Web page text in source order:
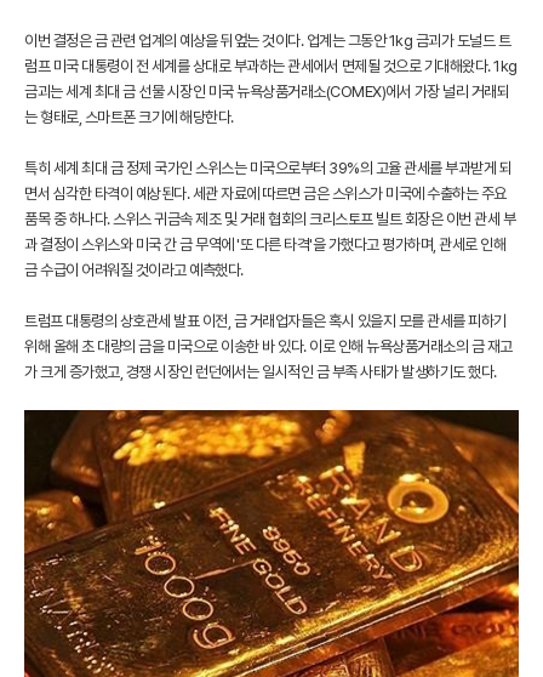
이번 결정은 금 관련 업계의 예상을 뒤엎는 것이다. 업계는 그동안 1kg 금괴가 도널드 트
럼프 미국 대통령이 전 세계를 상대로 부과하는 관세에서 면제될 것으로 기대해왔다. 1kg
금괴는 세계 최대 금 선물 시장인 미국 뉴욕상품거래소(COMEX)에서 가장 널리 거래되
는 형태로, 스마트폰 크기에 해당한다.
특히 세계 최대 금 정제 국가인 스위스는 미국으로부터 39%의 고율 관세를 부과받게 되
면서 심각한 타격이 예상된다. 세관 자료에 따르면 금은 스위스가 미국에 수출하는 주요
품목 중 하나다. 스위스 귀금속 제조 및 거래 협회의 크리스토프 빌트 회장은 이번 관세 부
과 결정이 스위스와 미국 간 금 무역에 '또 다른 타격'을 가했다고 평가하며, 관세로 인해
금 수급이 어려워질 것이라고 예측했다.
트럼프 대통령의 상호관세 발표 이전, 금 거래업자들은 혹시 있을지 모를 관세를 피하기
위해 올해 초 대량의 금을 미국으로 이송한 바 있다. 이로 인해 뉴욕상품거래소의 금 재고
가 크게 증가했고, 경쟁 시장인 런던에서는 일시적인 금 부족 사태가 발생하기도 했다.